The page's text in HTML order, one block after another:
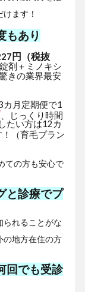
ます！
もあり
円（税抜
剤＋ミノキシ
きの業界最安
カ月定期便で1
、じっくり時間
たい方は12カ
！（育毛プラン
ての方も安心で
と診療でプ
られることがな
の地方在住の方
回でも受診